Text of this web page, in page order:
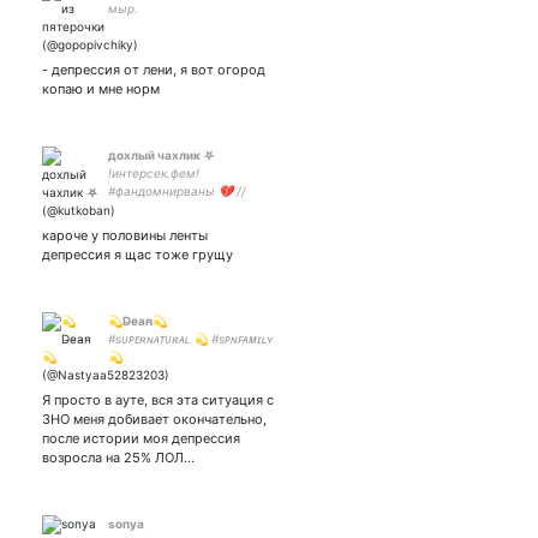
мыр.
- депрессия от лени, я вот огород
копаю и мне норм
дохлый чахлик ⛧
!интерсек.фем!
#фандомнирваны 💔 //
САТАНИЗМ САТАНИЗМ
only dead is real // не
взаимная алё // 💙 арт
кароче у половины ленты
депрессия я щас тоже грущу
💫D̴e̴a̴n̴💫
#sᴜᴘᴇʀɴᴀᴛᴜʀᴀʟ 💫 #sᴘɴꜰᴀᴍɪʟʏ
💫
Я просто в ауте, вся эта ситуация с
ЗНО меня добивает окончательно,
после истории моя депрессия
возросла на 25% ЛОЛ…
sonya